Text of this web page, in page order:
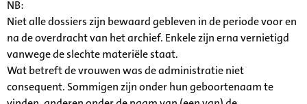
NB:
Niet alle dossiers zijn bewaard gebleven in de periode voor en
na de overdracht van het archief. Enkele zijn erna vernietigd
vanwege de slechte materiële staat.
Wat betreft de vrouwen was de administratie niet
consequent. Sommigen zijn onder hun geboortenaam te